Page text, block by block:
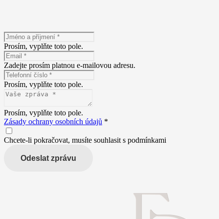
Prosím, vyplňte toto pole.
Zadejte prosím platnou e-mailovou adresu.
Prosím, vyplňte toto pole.
Prosím, vyplňte toto pole.
Zásady ochrany osobních údajů *
Chcete-li pokračovat, musíte souhlasit s podmínkami
Odeslat zprávu